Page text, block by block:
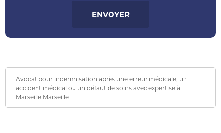
Avocat pour indemnisation après une erreur médicale, un
accident médical ou un défaut de soins avec expertise à
Marseille Marseille